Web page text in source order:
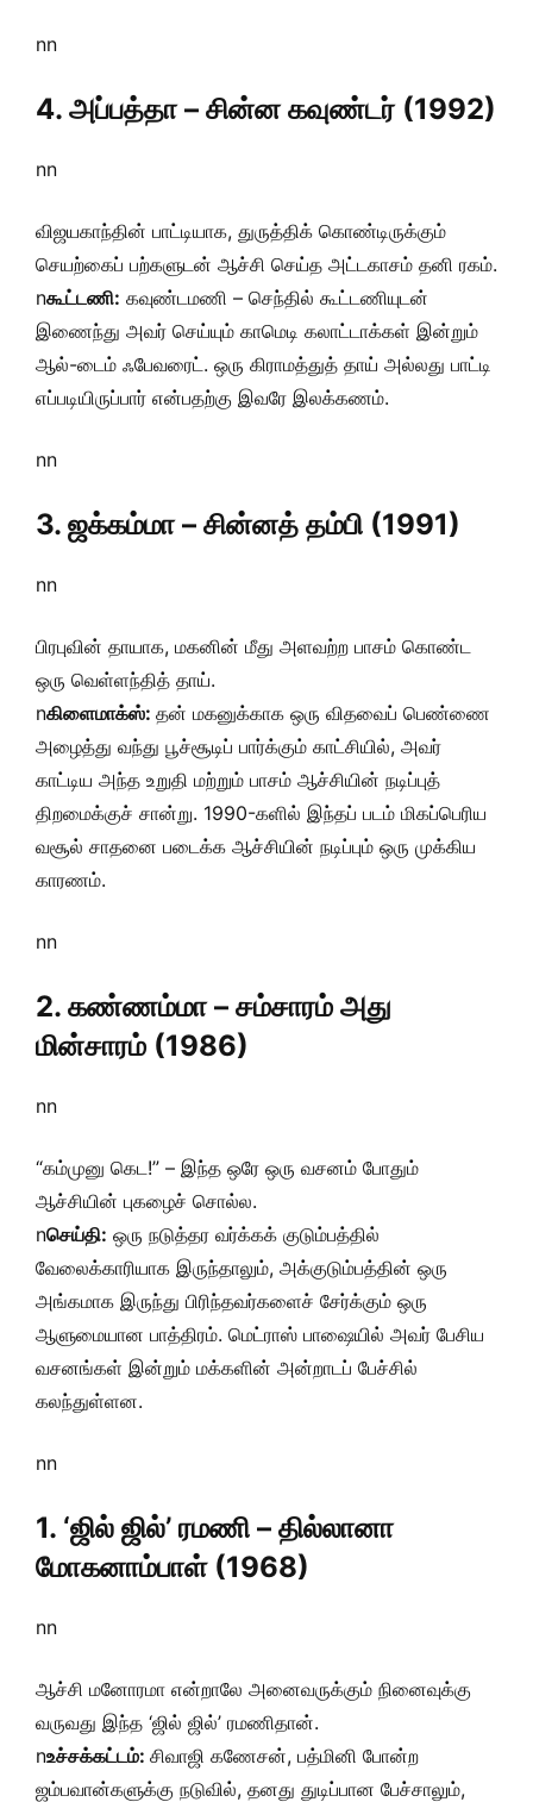
nn
4. அப்பத்தா – சின்ன கவுண்டர் (1992)
nn
விஜயகாந்தின் பாட்டியாக, துருத்திக் கொண்டிருக்கும்
செயற்கைப் பற்களுடன் ஆச்சி செய்த அட்டகாசம் தனி ரகம்.
nகூட்டணி: கவுண்டமணி – செந்தில் கூட்டணியுடன்
இணைந்து அவர் செய்யும் காமெடி கலாட்டாக்கள் இன்றும்
ஆல்-டைம் ஃபேவரைட். ஒரு கிராமத்துத் தாய் அல்லது பாட்டி
எப்படியிருப்பார் என்பதற்கு இவரே இலக்கணம்.
nn
3. ஜக்கம்மா – சின்னத் தம்பி (1991)
nn
பிரபுவின் தாயாக, மகனின் மீது அளவற்ற பாசம் கொண்ட
ஒரு வெள்ளந்தித் தாய்.
nகிளைமாக்ஸ்: தன் மகனுக்காக ஒரு விதவைப் பெண்ணை
அழைத்து வந்து பூச்சூடிப் பார்க்கும் காட்சியில், அவர்
காட்டிய அந்த உறுதி மற்றும் பாசம் ஆச்சியின் நடிப்புத்
திறமைக்குச் சான்று. 1990-களில் இந்தப் படம் மிகப்பெரிய
வசூல் சாதனை படைக்க ஆச்சியின் நடிப்பும் ஒரு முக்கிய
காரணம்.
nn
2. கண்ணம்மா – சம்சாரம் அது
மின்சாரம் (1986)
nn
“கம்முனு கெட!” – இந்த ஒரே ஒரு வசனம் போதும்
ஆச்சியின் புகழைச் சொல்ல.
nசெய்தி: ஒரு நடுத்தர வர்க்கக் குடும்பத்தில்
வேலைக்காரியாக இருந்தாலும், அக்குடும்பத்தின் ஒரு
அங்கமாக இருந்து பிரிந்தவர்களைச் சேர்க்கும் ஒரு
ஆளுமையான பாத்திரம். மெட்ராஸ் பாஷையில் அவர் பேசிய
வசனங்கள் இன்றும் மக்களின் அன்றாடப் பேச்சில்
கலந்துள்ளன.
nn
1. ‘ஜில் ஜில்’ ரமணி – தில்லானா
மோகனாம்பாள் (1968)
nn
ஆச்சி மனோரமா என்றாலே அனைவருக்கும் நினைவுக்கு
வருவது இந்த ‘ஜில் ஜில்’ ரமணிதான்.
nஉச்சக்கட்டம்: சிவாஜி கணேசன், பத்மினி போன்ற
ஜம்பவான்களுக்கு நடுவில், தனது துடிப்பான பேச்சாலும்,